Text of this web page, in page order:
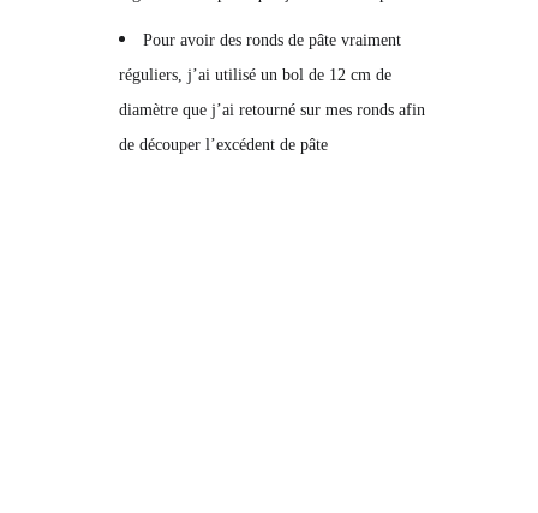
Pour avoir des ronds de pâte vraiment
réguliers, j’ai utilisé un bol de 12 cm de
diamètre que j’ai retourné sur mes ronds afin
de découper l’excédent de pâte